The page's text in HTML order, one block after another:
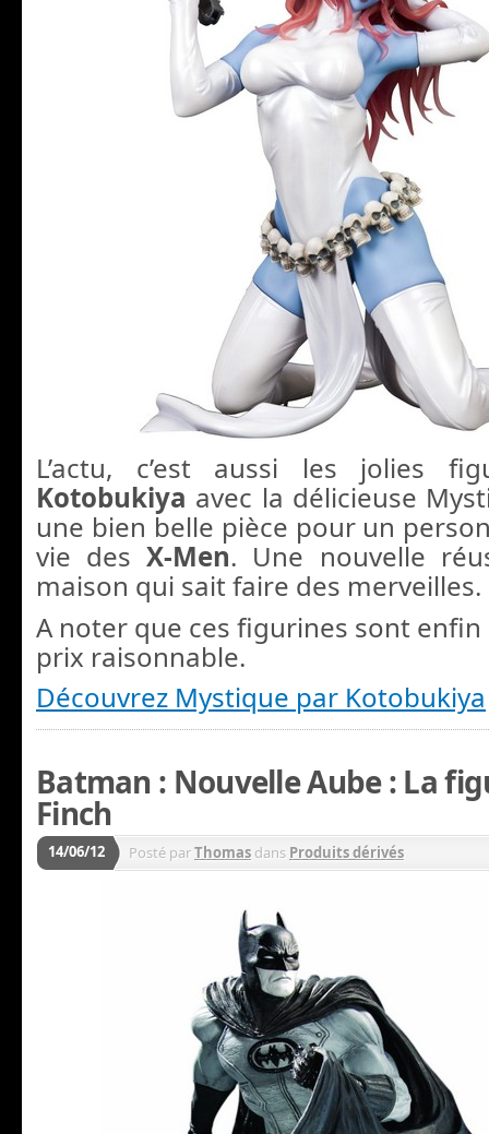
L’actu, c’est aussi les jolies
Kotobukiya avec la délicieuse
une bien belle pièce pour un
vie desX-Men. Une nouvelle
maison qui sait faire des merveilles.
A noter que ces figurines sont
prix raisonnable.
Découvrez Mystique par Kotobukiya
Batman : Nouvelle Aube : La
Finch
14/06/12 Posté parThomas dans Produits dérivés